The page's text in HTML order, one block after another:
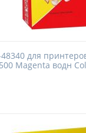
для
Magenta водн